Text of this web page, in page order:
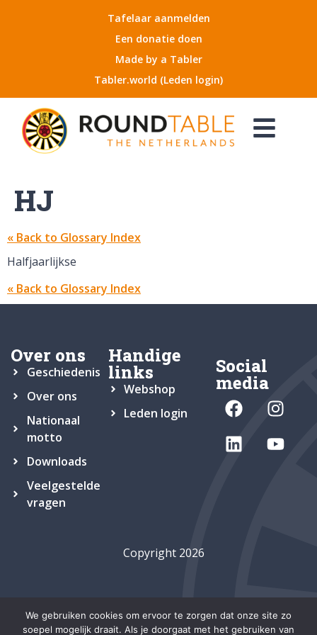
Tafelaar aanmelden
Een donatie doen
Made by a Tabler
Tabler.world (Leden login)
HJ
« Back to Glossary Index
Halfjaarlijkse
« Back to Glossary Index
Over ons
Geschiedenis
Over ons
Nationaal
motto
Downloads
Veelgestelde
vragen
Handige
links
Webshop
Leden login
Social
media
Copyright 2026
We gebruiken cookies om ervoor te zorgen dat onze site zo
soepel mogelijk draait. Als je doorgaat met het gebruiken van